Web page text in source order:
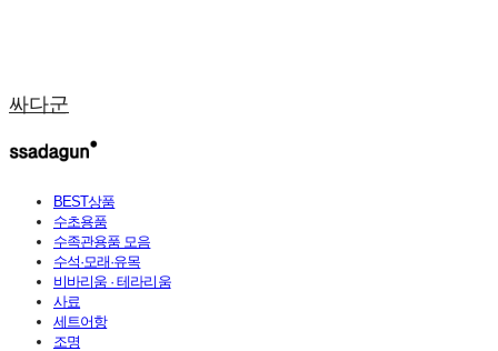
싸다군
BEST상품
수초용품
수족관용품 모음
수석·모래·유목
비바리움 · 테라리움
사료
세트어항
조명